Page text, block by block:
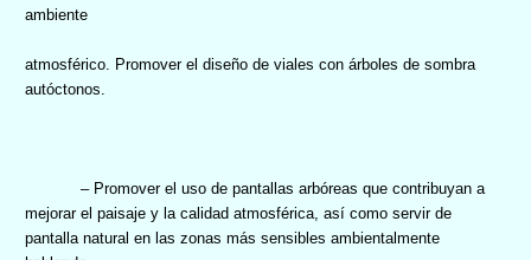
ambiente
atmosférico. Promover el diseño de viales con árboles de sombra
autóctonos.
– Promover el uso de pantallas arbóreas que contribuyan a
mejorar el paisaje y la calidad atmosférica, así como servir de
pantalla natural en las zonas más sensibles ambientalmente